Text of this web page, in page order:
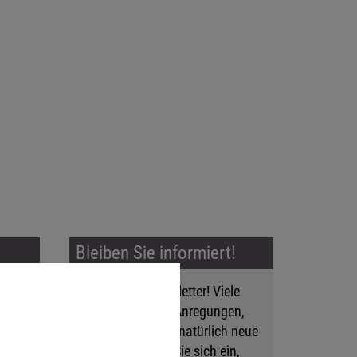
Bleiben Sie informiert!
Mehr als ein Newsletter! Viele
Tipps und Tricks, Anregungen,
Events, aber auch natürlich neue
Produkte! Tragen Sie sich ein,